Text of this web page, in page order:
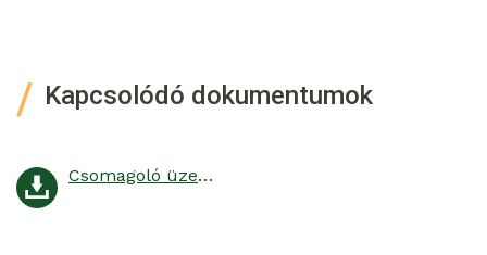
Kapcsolódó dokumentumok
Csomagoló üzem építése a Nitrogénművek Zrt-nél